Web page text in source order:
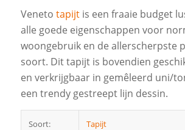
Veneto tapijtis een fraaie budget
alle goede eigenschappen voor
woongebruik en de allerscherpste
soort. Dit tapijt is bovendien
en verkrijgbaar in gemêleerd uni/
een trendy gestreept lijn dessin.
Soort: Tapijt